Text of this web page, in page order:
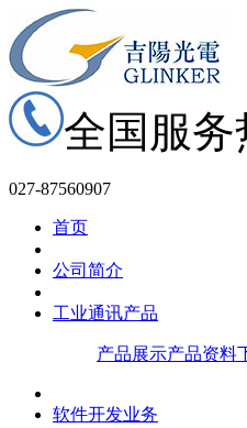
全国服务
027-87560907
首页
公司简介
工业通讯产品
产品展示产品资料
软件开发业务